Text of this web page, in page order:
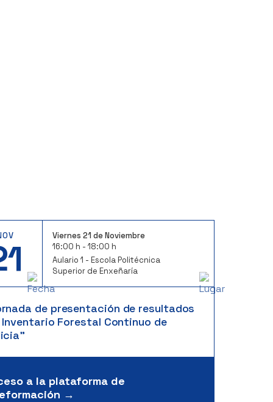
Viernes 21 de Noviembre
16:00 h - 18:00 h
Aulario 1 - Escola Politécnica
Superior de Enxeñaría
de presentación de resultados
Inventario Forestal Continuo de
a la plataforma de
→